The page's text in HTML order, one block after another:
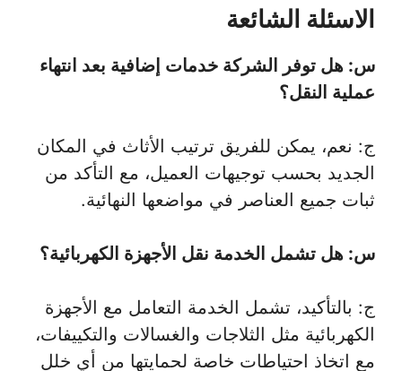
الاسئلة الشائعة
س: هل توفر الشركة خدمات إضافية بعد انتهاء
عملية النقل؟
ج: نعم، يمكن للفريق ترتيب الأثاث في المكان
الجديد بحسب توجيهات العميل، مع التأكد من
ثبات جميع العناصر في مواضعها النهائية.
س: هل تشمل الخدمة نقل الأجهزة الكهربائية؟
ج: بالتأكيد، تشمل الخدمة التعامل مع الأجهزة
الكهربائية مثل الثلاجات والغسالات والتكييفات،
مع اتخاذ احتياطات خاصة لحمايتها من أي خلل